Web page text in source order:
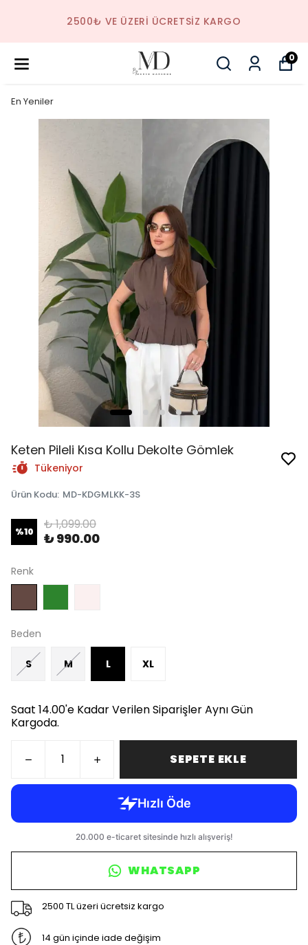
2500₺ VE ÜZERI ÜCRETSIZ KARGO
0
En Yeniler
Keten Pileli Kısa Kollu Dekolte Gömlek
Tükeniyor
Ürün Kodu: MD-KDGMLKK-3S
%10 ₺ 1,099.00
₺ 990.00
Renk
Beden
S M L XL
Saat 14.00'e Kadar Verilen Siparişler Aynı Gün
Kargoda.
SEPETE EKLE
WHATSAPP
2500 TL üzeri ücretsiz kargo
14 gün içinde iade değişim